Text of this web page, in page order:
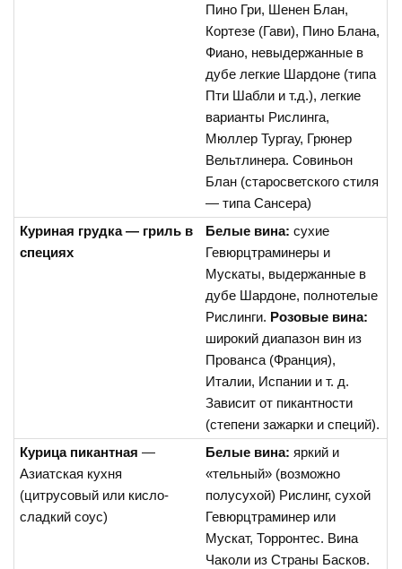
Пино Гри, Шенен Блан,
Кортезе (Гави), Пино Блана,
Фиано, невыдержанные в
дубе легкие Шардоне (типа
Пти Шабли и т.д.), легкие
варианты Рислинга,
Мюллер Тургау, Грюнер
Вельтлинера. Совиньон
Блан (старосветского стиля
— типа Сансера)
Куриная грудка — гриль в
специях
Белые вина: сухие
Гевюрцтраминеры и
Мускаты, выдержанные в
дубе Шардоне, полнотелые
Рислинги. Розовые вина:
широкий диапазон вин из
Прованса (Франция),
Италии, Испании и т. д.
Зависит от пикантности
(степени зажарки и специй).
Курица пикантная —
Азиатская кухня
(цитрусовый или кисло-
сладкий соус)
Белые вина: яркий и
«тельный» (возможно
полусухой) Рислинг, сухой
Гевюрцтраминер или
Мускат, Торронтес. Вина
Чаколи из Страны Басков.